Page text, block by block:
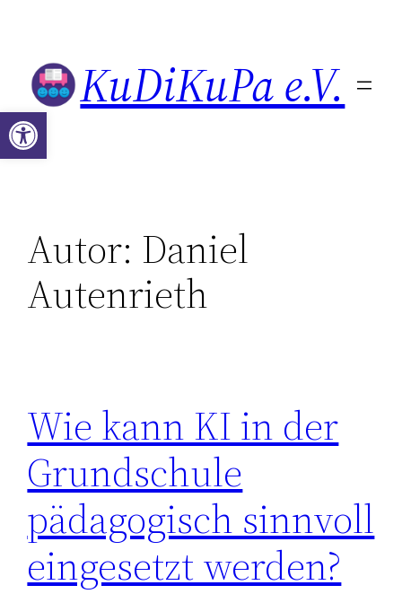
Werkzeugleiste öffnen
springen KuDiKuPa e.V.
Autor: Daniel
Autenrieth
Wie kann KI in der
Grundschule
pädagogisch sinnvoll
eingesetzt werden?